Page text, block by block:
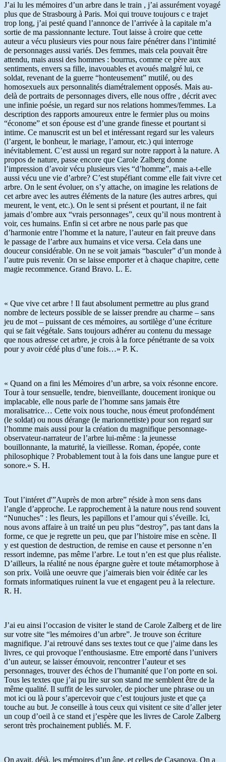
J’ai lu les mémoires d’un arbre dans le train , j’ai assurément voyagé
plus que de Strasbourg à Paris. Moi qui trouve toujours c e trajet
trop long, j’ai pesté quand l’annonce de l’arrivée à la capitale m’a
sortie de ma passionnante lecture. Tout laisse à croire que cette
auteur a vécu plusieurs vies pour nous faire pénétrer dans l’intimité
de personnages aussi variés. Des femmes, mais cela pouvait être
attendu, mais aussi des hommes : bourrus, comme ce père aux
sentiments, envers sa fille, inavouables et avoués malgré lui, ce
soldat, revenant de la guerre “honteusement” mutilé, ou des
homosexuels aux personnalités diamétralement opposés. Mais au-
delà de portraits de personnages divers, elle nous offre , décrit avec
une infinie poésie, un regard sur nos relations hommes/femmes. La
description des rapports amoureux entre le fermier plus ou moins
“économe” et son épouse est d’une grande finesse et pourtant si
intime. Ce manuscrit est un bel et intéressant regard sur les valeurs
(l’argent, le bonheur, le mariage, l’amour, etc.) qui interroge
inévitablement. C’est aussi un regard sur notre rapport à la nature. A
propos de nature, passe encore que Carole Zalberg donne
l’impression d’avoir vécu plusieurs vies “d’homme”, mais a-t-elle
aussi vécu une vie d’arbre? C’est stupéfiant comme elle fait vivre cet
arbre. On le sent évoluer, on s’y attache, on imagine les relations de
cet arbre avec les autres éléments de la nature (les autres arbres, qui
meurent, le vent, etc.). On le sent si présent et pourtant, il ne fait
jamais d’ombre aux “vrais personnages”, ceux qu’il nous montrent à
voir, ces humains. Enfin si cet arbre ne nous parle pas que
d’harmonie entre l’homme et la nature, l’auteur en fait preuve dans
le passage de l’arbre aux humains et vice versa. Cela dans une
douceur considérable. On ne se voit jamais “basculer” d’un monde à
l’autre puis revenir. On se laisse emporter et à chaque chapitre, cette
magie recommence. Grand Bravo. L. E.
« Que vive cet arbre ! Il faut absolument permettre au plus grand
nombre de lecteurs possible de se laisser prendre au charme – sans
jeu de mot – puissant de ces mémoires, au sortilège d’une écriture
qui se fait végétale. Sans toujours adhérer au contenu du message
que nous adresse cet arbre, je crois à la force pénétrante de sa voix
pour y avoir cédé plus d’une fois…» P. K.
« Quand on a fini les Mémoires d’un arbre, sa voix résonne encore.
Tour à tour sensuelle, tendre, bienveillante, doucement ironique ou
implacable, elle nous parle de l’homme sans jamais être
moralisatrice… Cette voix nous touche, nous émeut profondément
(le soldat) ou nous dérange (le marionnettiste) pour son regard sur
l’homme mais aussi pour la création du magnifique personnage-
observateur-narrateur de l’arbre lui-même : la jeunesse
bouillonnante, la maturité, la vieillesse. Roman, épopée, conte
philosophique ? Probablement tout à la fois dans une langue pure et
sonore.» S. H.
Tout l’intéret d'”Auprès de mon arbre” réside à mon sens dans
l’angle d’approche. Le rapprochement à la nature nous rend souvent
“Nunuches” : les fleurs, les papillons et l’amour qui s’éveille. Ici,
nous avons affaire à un traité un peu plus “destroy”, pas tant dans la
forme, ce que je regrette un peu, que par l’histoire mise en scène. Il
y est question de destruction, de remise en cause et personne n’en
ressort indemne, pas même l’arbre. Le tout n’en est que plus réaliste.
D’ailleurs, la réalité ne nous épargne guère et toute métamorphose à
son prix. Voilà une oeuvre que j’aimerais bien voir éditée car les
formats informatiques ruinent la vue et engagent peu à la relecture.
R. H.
J’ai eu ainsi l’occasion de visiter le stand de Carole Zalberg et de lire
sur votre site “les mémoires d’un arbre”. Je trouve son écriture
magnifique. J’ai retrouvé dans ses textes tout ce que j’aime dans les
livres, ce qui provoque l’enthousiasme. Etre emporté dans l’univers
d’un auteur, se laisser émouvoir, rencontrer l’auteur et ses
personnages, trouver des échos de l’humanité que l’on porte en soi.
Tous les textes que j’ai pu lire sur son stand me semblent être de la
même qualité. Il suffit de les survoler, de piocher une phrase ou un
mot ici ou là pour s’apercevoir que c’est toujours juste et que ça
touche au but. Je conseille à tous ceux qui visitent ce site d’aller jeter
un coup d’oeil à ce stand et j’espère que les livres de Carole Zalberg
seront très prochainement publiés. M. F.
On avait, déjà, les mémoires d’un âne, et celles de Casanova. On a